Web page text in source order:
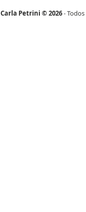
Carla Petrini © 2026-